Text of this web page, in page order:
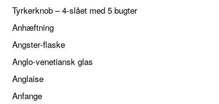
Tyrkerknob – 4-slået med 5 bugter
Anhæftning
Angster-flaske
Anglo-venetiansk glas
Anglaise
Anfange